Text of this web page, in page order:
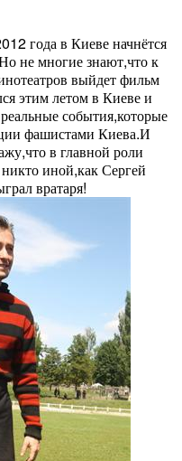
года в Киеве начнётся
не многие знают,что к
выйдет фильм
этим летом в Киеве и
события,которые
фашистами Киева.И
в главной роли
иной,как Сергей
вратаря!